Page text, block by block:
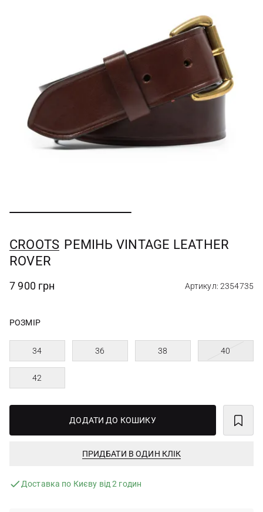
CROOTS РЕМIНЬ VINTAGE LEATHER
ROVER
7 900 грн Артикул: 2354735
РОЗМІР
34 36 38 40
42
ДОДАТИ ДО КОШИКУ
ПРИДБАТИ В ОДИН КЛІК
Доставка по Києву від 2 годин